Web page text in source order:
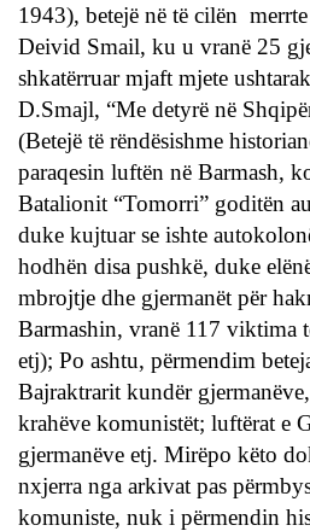
1943), betejë në të cilën
Deivid Smail, ku u vranë 25
shkatërruar mjaft mjete
D.Smajl, “Me detyrë në
(Betejë të rëndësishme
paraqesin luftën në Barmash,
Batalionit “Tomorri” goditën
duke kujtuar se ishte
hodhën disa pushkë, duke
mbrojtje dhe gjermanët për
Barmashin, vranë 117 viktima
etj); Po ashtu, përmendim
Bajraktrarit kundër
krahëve komunistët; luftërat e
gjermanëve etj. Mirëpo këto
nxjerra nga arkivat pas
komuniste, nuk i përmendin